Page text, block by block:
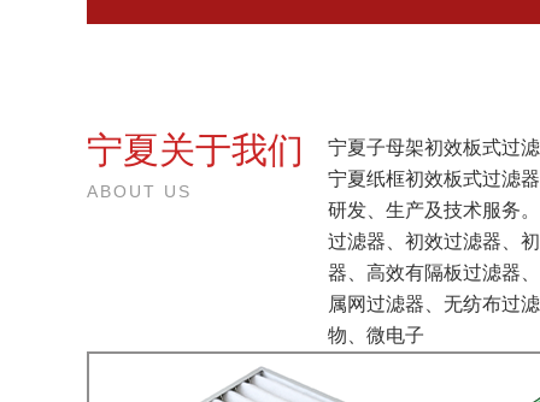
宁夏关于我们
ABOUT US
宁夏子母架初效板式过
宁夏纸框初效板式过滤
研发、生产及技术服务
过滤器、初效过滤器、
器、高效有隔板过滤器
属网过滤器、无纺布过
物、微电子